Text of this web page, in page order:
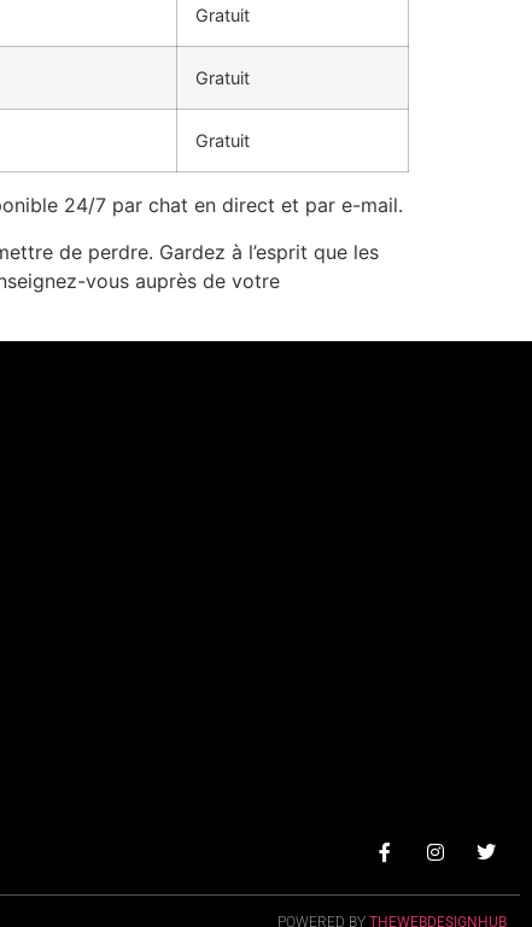
Gratuit
Gratuit
Gratuit
24/7 par chat en direct et par e-mail.
de perdre. Gardez à l’esprit que les
vous auprès de votre
POWERED BY THEWEBDESIGNHUB